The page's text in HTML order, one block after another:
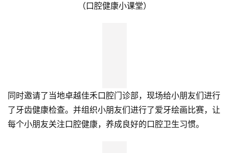
首
页
（口腔健康小课堂）
同时邀请了当地卓越佳禾口腔门诊部，现场给小朋友们进行
了牙齿健康检查。并组织小朋友们进行了爱牙绘画比赛，让
每个小朋友关注口腔健康，养成良好的口腔卫生习惯。